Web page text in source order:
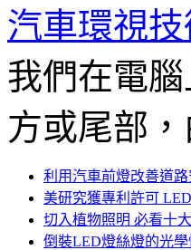
汽車環視
我們在電
方或尾部
利用汽車前燈改善道
美研究獲專利許可
切入植物照明 必看十
倒裝LED燈絲燈的光